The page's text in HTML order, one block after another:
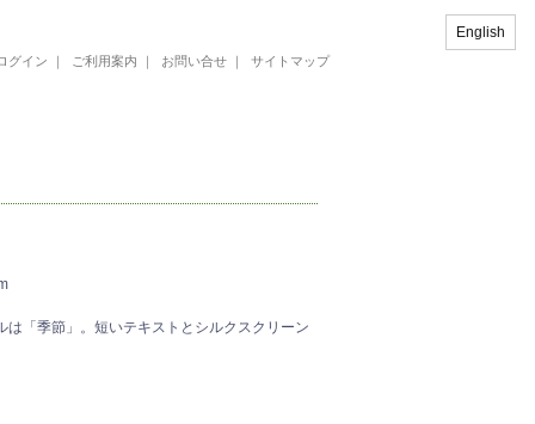
グイン ｜ ご利用案内 ｜ お問い合せ ｜ サイトマップ
「季節」。短いテキストとシルクスクリーン
English